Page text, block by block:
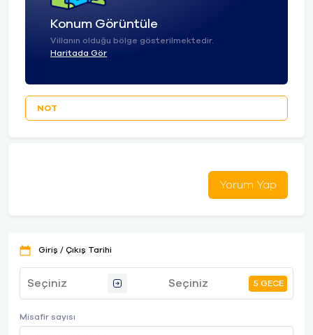
Konum Görüntüle
Villanın olduğu bölge gösterilmektedir.
Haritada Gör
NOT
Yorum Yap
Giriş / Çıkış Tarihi
5 GECE
Misafir sayısı